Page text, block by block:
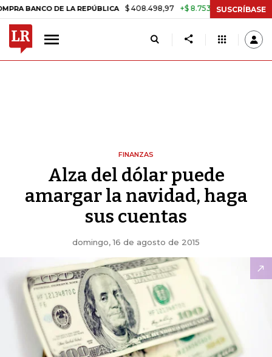
DE LA REPÚBLICA $ 408.498,97 +$ 8.753,81 +2,19% TASA DE
SUSCRÍBASE
FINANZAS
Alza del dólar puede
amargar la navidad, haga
sus cuentas
domingo, 16 de agosto de 2015